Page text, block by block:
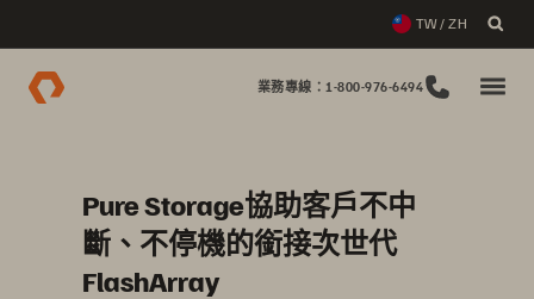
TW / ZH
業務專線：1-800-976-6494
Pure Storage協助客戶不中
斷、不停機的銜接次世代
FlashArray